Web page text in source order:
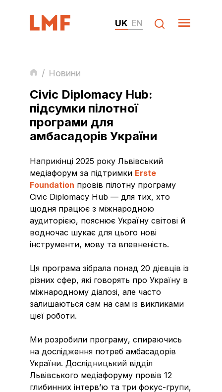
UK EN
/ Новини
Civic Diplomacy Hub:
підсумки пілотної
програми для
амбасадорів України
Наприкінці 2025 року Львівський
медіафорум за підтримки Erste
Foundation провів пілотну програму
Civic Diplomacy Hub — для тих, хто
щодня працює з міжнародною
аудиторією, пояснює Україну світові й
водночас шукає для цього нові
інструменти, мову та впевненість.
Ця програма зібрала понад 20 дієвців із
різних сфер, які говорять про Україну в
міжнародному діалозі, але часто
залишаються сам на сам із викликами
цієї роботи.
Ми розробили програму, спираючись
на дослідження потреб амбасадорів
України. Дослідницький відділ
Львівського медіафоруму провів 12
глибинних інтерв’ю та три фокус-групи,